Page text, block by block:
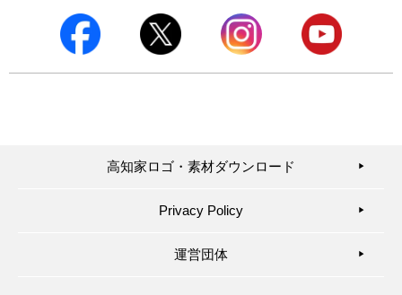
高知家ロゴ・素材ダウンロード ▶︎
Privacy Policy ▶︎
運営団体 ▶︎